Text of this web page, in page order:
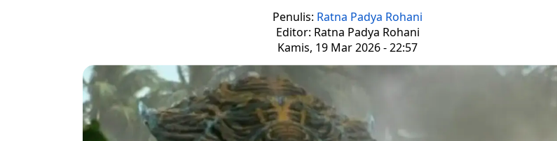
Penulis: Ratna Padya Rohani
Editor: Ratna Padya Rohani
Kamis, 19 Mar 2026 - 22:57